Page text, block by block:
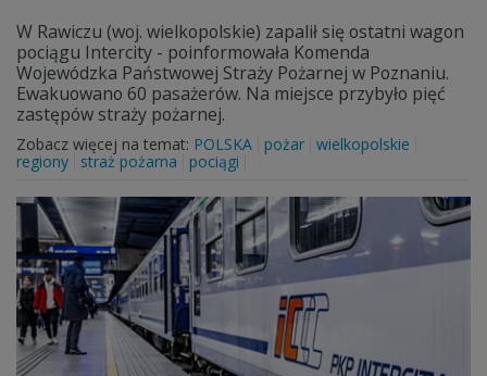
W Rawiczu (woj. wielkopolskie) zapalił się ostatni wagon
pociągu Intercity - poinformowała Komenda
Wojewódzka Państwowej Straży Pożarnej w Poznaniu.
Ewakuowano 60 pasażerów. Na miejsce przybyło pięć
zastępów straży pożarnej.
Zobacz więcej na temat: POLSKA pożar wielkopolskie
regiony
straż pożarna pociągi